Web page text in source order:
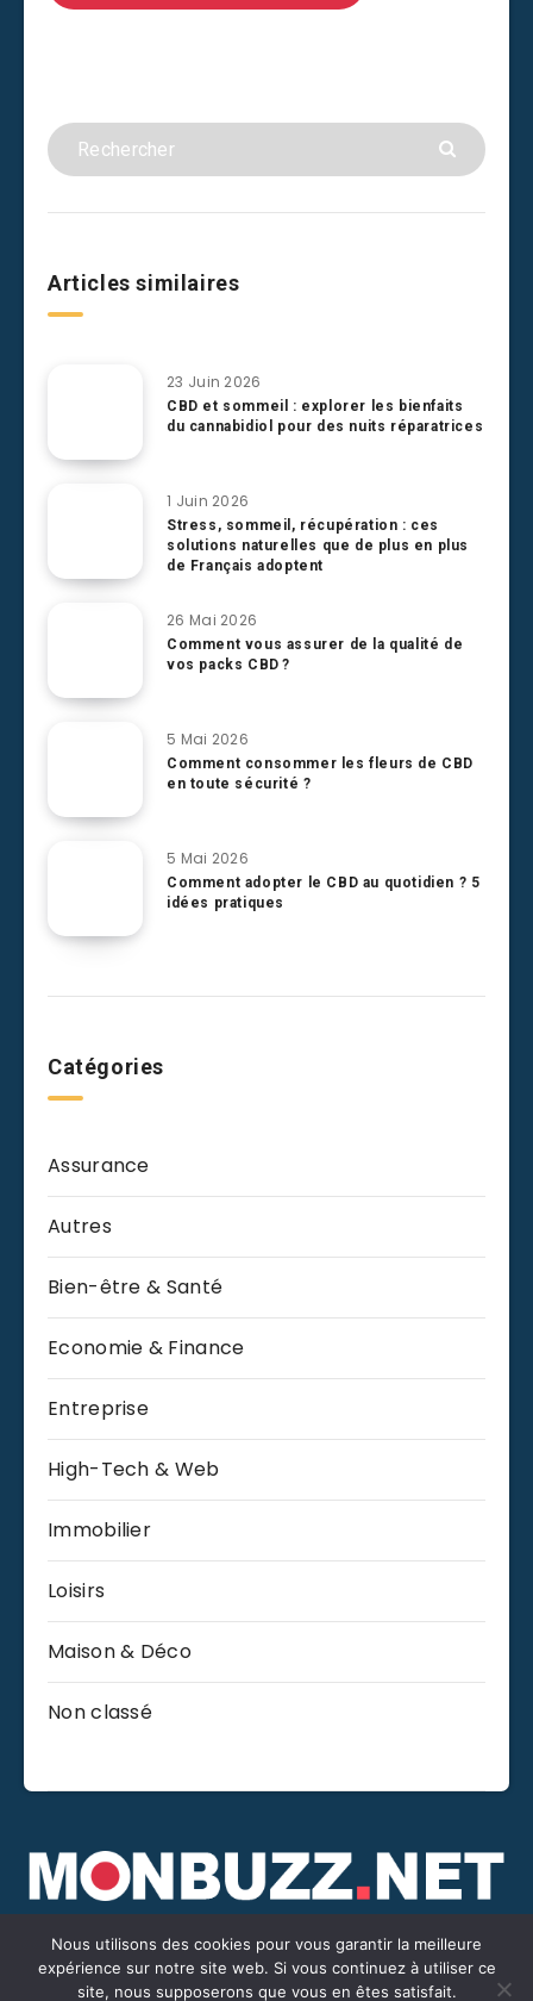
Articles similaires
23 Juin 2026
CBD et sommeil : explorer les bienfaits
du cannabidiol pour des nuits réparatrices
1 Juin 2026
Stress, sommeil, récupération : ces
solutions naturelles que de plus en plus
de Français adoptent
26 Mai 2026
Comment vous assurer de la qualité de
vos packs CBD ?
5 Mai 2026
Comment consommer les fleurs de CBD
en toute sécurité ?
5 Mai 2026
Comment adopter le CBD au quotidien ? 5
idées pratiques
Catégories
Assurance
Autres
Bien-être & Santé
Economie & Finance
Entreprise
High-Tech & Web
Immobilier
Loisirs
Maison & Déco
Non classé
©Monbuzz.net -Mentions légales-Contact
Nous utilisons des cookies pour vous garantir la meilleure
expérience sur notre site web. Si vous continuez à utiliser ce
site, nous supposerons que vous en êtes satisfait.